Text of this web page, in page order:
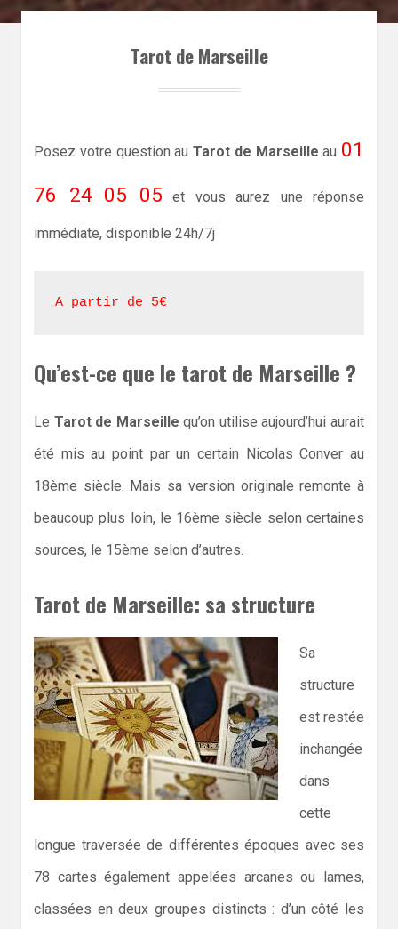
Tarot de Marseille
Posez votre question au Tarot de Marseille au 01
76 24 05 05 et vous aurez une réponse
immédiate, disponible 24h/7j
A partir de 5€
Qu’est-ce que le tarot de Marseille ?
Le Tarot de Marseille qu’on utilise aujourd’hui aurait
été mis au point par un certain Nicolas Conver au
18ème siècle. Mais sa version originale remonte à
beaucoup plus loin, le 16ème siècle selon certaines
sources, le 15ème selon d’autres.
Tarot de Marseille: sa structure
Sa
structure
est restée
inchangée
dans
cette
longue traversée de différentes époques avec ses
78 cartes également appelées arcanes ou lames,
classées en deux groupes distincts : d’un côté les